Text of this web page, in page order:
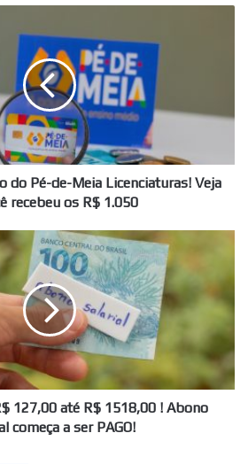
do Pé-de-Meia Licenciaturas! Veja
recebeu os R$ 1.050
127,00 até R$ 1518,00 ! Abono
começa a ser PAGO!